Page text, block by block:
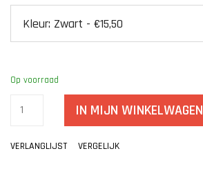
Op voorraad
IN MIJN WINKELWAGEN
VERLANGLIJST VERGELIJK